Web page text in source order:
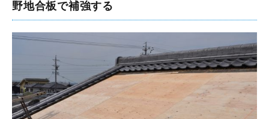
野地合板で補強する